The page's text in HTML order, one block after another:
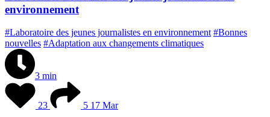
environnement
#Laboratoire des jeunes journalistes en environnement #Bonnes
nouvelles #Adaptation aux changements climatiques
3 min
23 5 17 Mar